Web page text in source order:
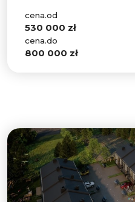
cena.od
530 000 zł
cena.do
800 000 zł